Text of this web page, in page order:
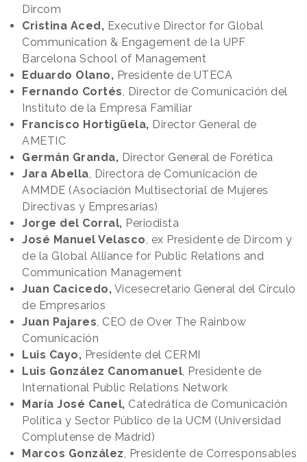
Dircom
Cristina Aced, Executive Director for Global
Communication & Engagement de la UPF
Barcelona School of Management
Eduardo Olano, Presidente de UTECA
Fernando Cortés , Director de Comunicación del
Instituto de la Empresa Familiar
Francisco Hortigüela, Director General de
AMETIC
Germán Granda, Director General de Forética
Jara Abella , Directora de Comunicación de
AMMDE (Asociación Multisectorial de Mujeres
Directivas y Empresarias)
Jorge del Corral, Periodista
José Manuel Velasco , ex Presidente de Dircom y
de la Global Alliance for Public Relations and
Communication Management
Juan Cacicedo, Vicesecretario General del Círculo
de Empresarios
Juan Pajares , CEO de Over The Rainbow
Comunicación
Luis Cayo, Presidente del CERMI
Luis González Canomanuel , Presidente de
International Public Relations Network
María José Canel, Catedrática de Comunicación
Política y Sector Público de la UCM (Universidad
Complutense de Madrid)
Marcos González , Presidente de Corresponsables